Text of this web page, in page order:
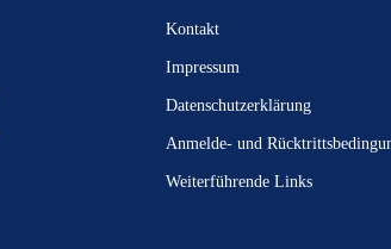
Kontakt
Impressum
Datenschutzerklärung
Anmelde- und
Weiterführende Links